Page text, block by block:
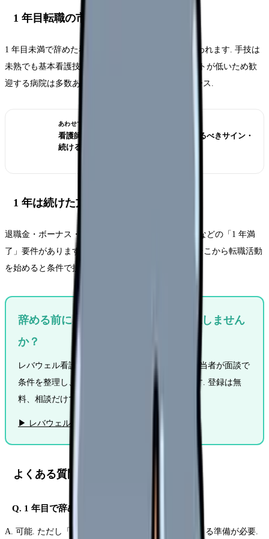
1 年目転職の市場価値
1 年目未満で辞めた看護師は「第二新卒」として扱われます. 手技は
未熟でも基本看護技術は押さえており、再教育コストが低いため歓
迎する病院は多数あります. ただし基本給は新卒ベース.
あわせて読みたい
看護師を辞めたい時の完全ガイド｜辞めるべきサイン・
続ける選択・転職準備
1 年は続けた方がいい理由
退職金・ボーナス・有給付与・奨学金代行返済制度などの「1 年満
了」要件があります. 可能なら 1 年満了を目指し、そこから転職活動
を始めると条件で損しにくいです.
辞める前に「他の職場の条件」を確認しません
か？
レバウェル看護は看護師専門の転職サービス. 担当者が面談で
条件を整理し、あなたに合った職場を提案します. 登録は無
料、相談だけでも OK.
▶ レバウェル看護に無料相談する
よくある質問
Q. 1 年目で辞めて再就職は可能？
A. 可能. ただし「なぜ辞めたか」を前向きに説明できる準備が必要.